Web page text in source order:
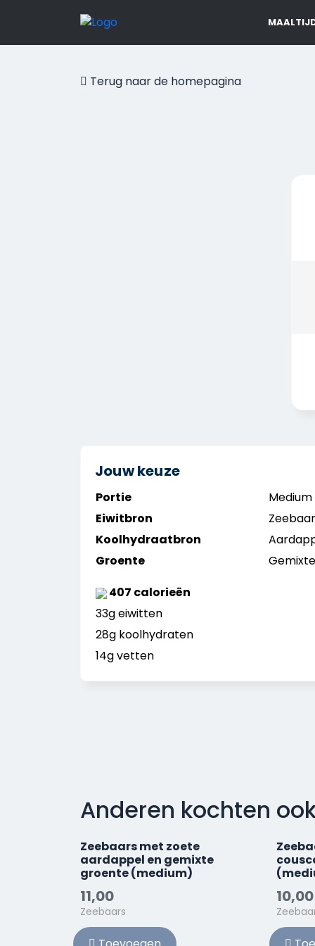
Terug naar de homepagina
Jouw keuze
Portie
Medium
Eiwitbron
Koolhydraatbron
Groente
407 calorieën
33g eiwitten
28g koolhydraten
14g vetten
Anderen kochten
Zeebaars met zoete
aardappel en gemixte
groente (medium)
11,00
Zeebaars
10,00